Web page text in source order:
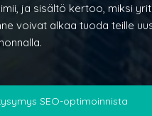
ja sisältö kertoo, miksi
voivat alkaa tuoda teille
SEO-optimoinnista